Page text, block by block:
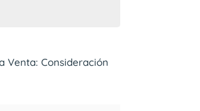
Venta: Consideración